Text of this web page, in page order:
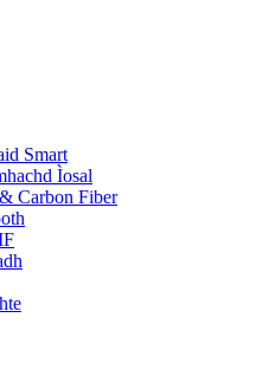
Smart
Ìosal
Carbon Fiber